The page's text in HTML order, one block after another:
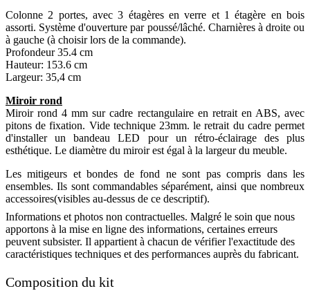
Colonne 2 portes, avec 3 étagères en verre et 1 étagère en bois
assorti. Système d'ouverture par poussé/lâché. Charnières à droite ou
à gauche (à choisir lors de la commande).
Profondeur 35.4 cm
Hauteur: 153.6 cm
Largeur: 35,4 cm
Miroir rond
Miroir rond 4 mm sur cadre rectangulaire en retrait en ABS, avec
pitons de fixation. Vide technique 23mm. le retrait du cadre permet
d'installer un bandeau LED pour un rétro-éclairage des plus
esthétique. Le diamètre du miroir est égal à la largeur du meuble.
Les mitigeurs et bondes de fond ne sont pas compris dans les
ensembles. Ils sont commandables séparément, ainsi que nombreux
accessoires(visibles au-dessus de ce descriptif).
Informations et photos non contractuelles. Malgré le soin que nous
apportons à la mise en ligne des informations, certaines erreurs
peuvent subsister. Il appartient à chacun de vérifier l'exactitude des
caractéristiques techniques et des performances auprès du fabricant.
Composition du kit